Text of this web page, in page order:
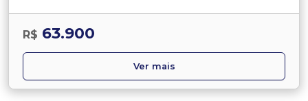
R$ 63.900
Ver mais